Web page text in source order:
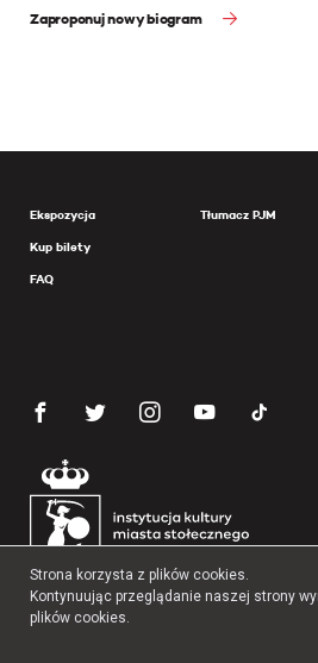
Zaproponuj nowy biogram
Ekspozycja
Kup bilety
FAQ
Tłumacz PJM
Strona korzysta z plików cookies.
Kontynuując przeglądanie naszej strony
plików cookies.